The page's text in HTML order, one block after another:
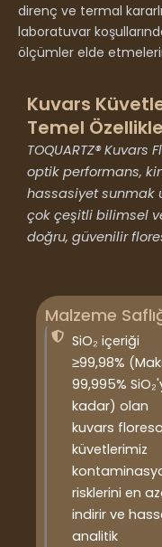
direnç ve termal
laboratuvar
ölçümler elde
Kuvars
Temel
TOQUARTZ®
optik performans,
hassasiyet sunmak
çok çeşitli bilimsel
doğru, güvenilir
Malzeme
SiO₂ içeriği
≥99,98%
99,995%
kadar) olan
kuvars
küvetlerimiz
risklerini en
indirir ve
analitik